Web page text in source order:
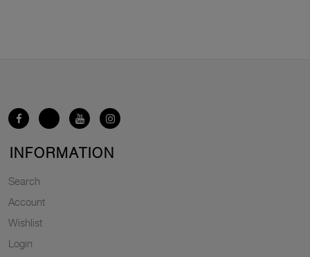
INFORMATION
Search
Account
Wishlist
Login